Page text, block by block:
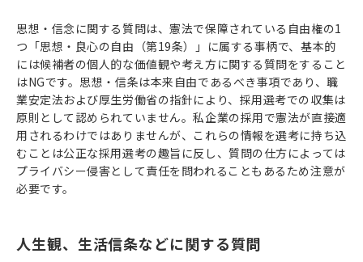
思想・信念に関する質問は、憲法で保障されている自由権の1
つ「思想・良心の自由（第19条）」に属する事柄で、基本的
には候補者の個人的な価値観や考え方に関する質問をすること
はNGです。思想・信条は本来自由であるべき事項であり、職
業安定法および厚生労働省の指針により、採用選考での収集は
原則として認められていません。私企業の採用で憲法が直接適
用されるわけではありませんが、これらの情報を選考に持ち込
むことは公正な採用選考の趣旨に反し、質問の仕方によっては
プライバシー侵害として責任を問われることもあるため注意が
必要です。
人生観、生活信条などに関する質問